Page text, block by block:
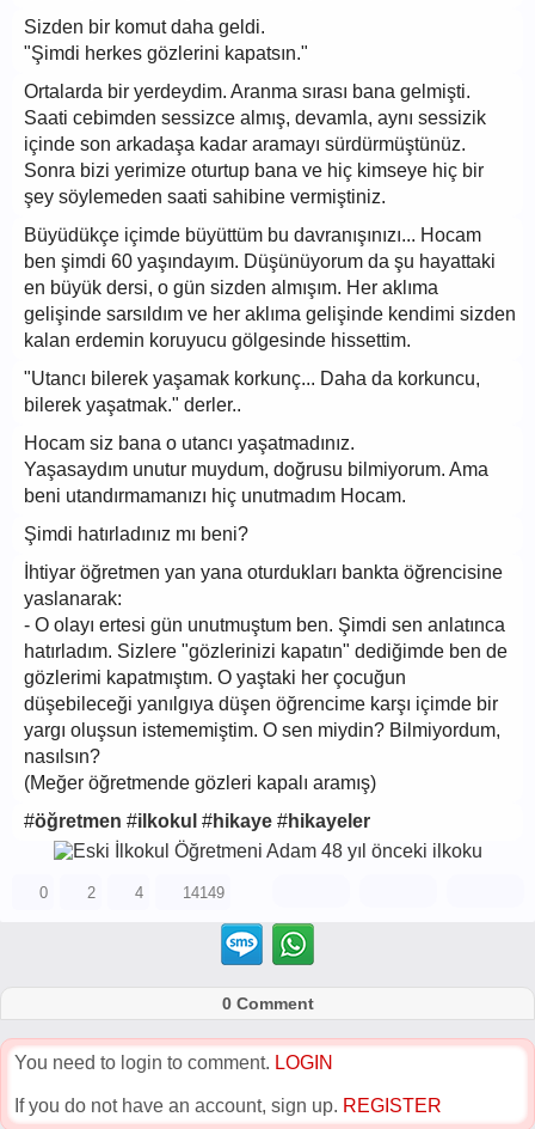
Sizden bir komut daha geldi.
"Şimdi herkes gözlerini kapatsın."
Ortalarda bir yerdeydim. Aranma sırası bana gelmişti.
Saati cebimden sessizce almış, devamla, aynı sessizik
içinde son arkadaşa kadar aramayı sürdürmüştünüz.
Sonra bizi yerimize oturtup bana ve hiç kimseye hiç bir
şey söylemeden saati sahibine vermiştiniz.
Büyüdükçe içimde büyüttüm bu davranışınızı... Hocam
ben şimdi 60 yaşındayım. Düşünüyorum da şu hayattaki
en büyük dersi, o gün sizden almışım. Her aklıma
gelişinde sarsıldım ve her aklıma gelişinde kendimi sizden
kalan erdemin koruyucu gölgesinde hissettim.
"Utancı bilerek yaşamak korkunç... Daha da korkuncu,
bilerek yaşatmak." derler..
Hocam siz bana o utancı yaşatmadınız.
Yaşasaydım unutur muydum, doğrusu bilmiyorum. Ama
beni utandırmamanızı hiç unutmadım Hocam.
Şimdi hatırladınız mı beni?
İhtiyar öğretmen yan yana oturdukları bankta öğrencisine
yaslanarak:
- O olayı ertesi gün unutmuştum ben. Şimdi sen anlatınca
hatırladım. Sizlere "gözlerinizi kapatın" dediğimde ben de
gözlerimi kapatmıştım. O yaştaki her çocuğun
düşebileceği yanılgıya düşen öğrencime karşı içimde bir
yargı oluşsun istememiştim. O sen miydin? Bilmiyordum,
nasılsın?
(Meğer öğretmende gözleri kapalı aramış)
#öğretmen #ilkokul #hikaye #hikayeler
0 2 4 14149
0 Comment
You need to login to comment. LOGIN
If you do not have an account, sign up. REGISTER